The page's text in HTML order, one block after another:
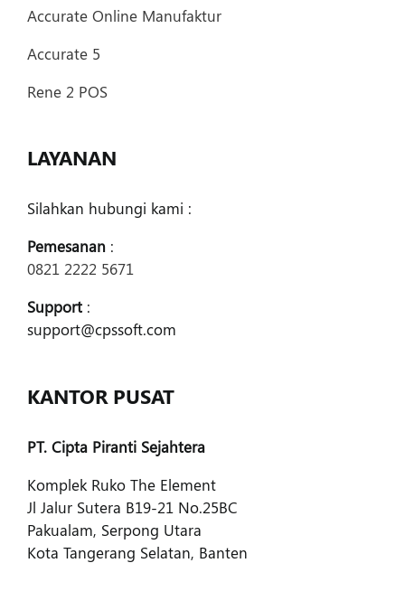
Accurate Online Manufaktur
Accurate 5
Rene 2 POS
LAYANAN
Silahkan hubungi kami :
Pemesanan:
0821 2222 5671
Support:
support@cpssoft.com
KANTOR PUSAT
PT. Cipta Piranti Sejahtera
Komplek Ruko The Element
Jl Jalur Sutera B19-21 No.25BC
Pakualam, Serpong Utara
Kota Tangerang Selatan, Banten